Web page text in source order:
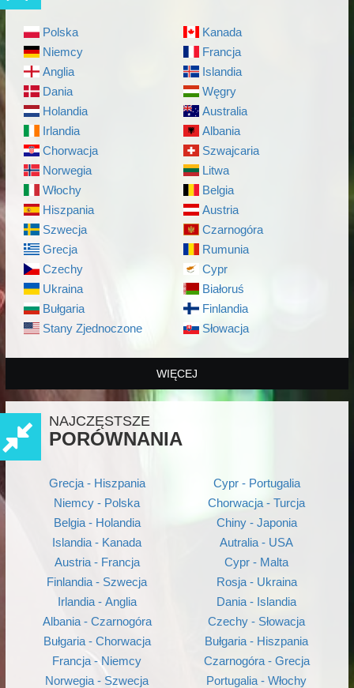
Polska
Niemcy
Anglia
Dania
Holandia
Irlandia
Chorwacja
Norwegia
Włochy
Hiszpania
Szwecja
Grecja
Czechy
Ukraina
Bułgaria
Stany Zjednoczone
Kanada
Francja
Islandia
Węgry
Australia
Albania
Szwajcaria
Litwa
Belgia
Austria
Czarnogóra
Rumunia
Cypr
Białoruś
Finlandia
Słowacja
WIĘCEJ
NAJCZĘSTSZE
PORÓWNANIA
Grecja - Hiszpania
Niemcy - Polska
Belgia - Holandia
Islandia - Kanada
Austria - Francja
Finlandia - Szwecja
Irlandia - Anglia
Albania - Czarnogóra
Bułgaria - Chorwacja
Francja - Niemcy
Norwegia - Szwecja
Cypr - Portugalia
Chorwacja - Turcja
Chiny - Japonia
Autralia - USA
Cypr - Malta
Rosja - Ukraina
Dania - Islandia
Czechy - Słowacja
Bułgaria - Hiszpania
Czarnogóra - Grecja
Portugalia - Włochy